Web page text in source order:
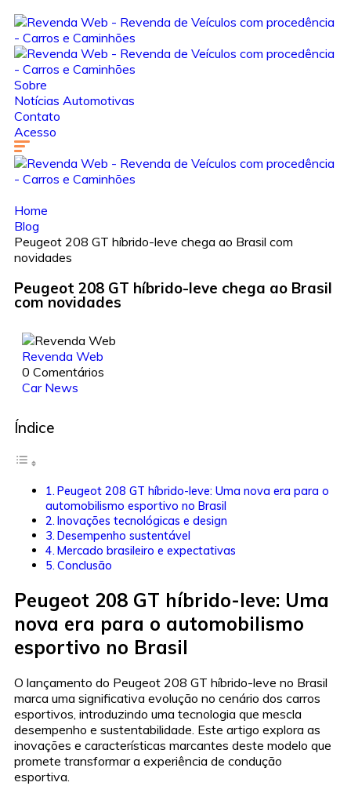
Sobre
Notícias Automotivas
Contato
Acesso
Home
Blog
Peugeot 208 GT híbrido-leve chega ao Brasil com
novidades
Peugeot 208 GT híbrido-leve chega ao Brasil
com novidades
Revenda Web
0 Comentários
Car News
Índice
Peugeot 208 GT híbrido-leve: Uma nova era para o
automobilismo esportivo no Brasil
Inovações tecnológicas e design
Desempenho sustentável
Mercado brasileiro e expectativas
Conclusão
Peugeot 208 GT híbrido-leve: Uma
nova era para o automobilismo
esportivo no Brasil
O lançamento do Peugeot 208 GT híbrido-leve no Brasil
marca uma significativa evolução no cenário dos carros
esportivos, introduzindo uma tecnologia que mescla
desempenho e sustentabilidade. Este artigo explora as
inovações e características marcantes deste modelo que
promete transformar a experiência de condução
esportiva.